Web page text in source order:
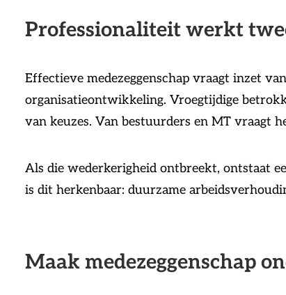
Professionaliteit werkt
Effectieve medezeggenschap vraagt inzet
organisatieontwikkeling. Vroegtijdige
van keuzes. Van bestuurders en MT vraagt
Als die wederkerigheid ontbreekt, ontstaat
is dit herkenbaar: duurzame
Maak medezeggenschap